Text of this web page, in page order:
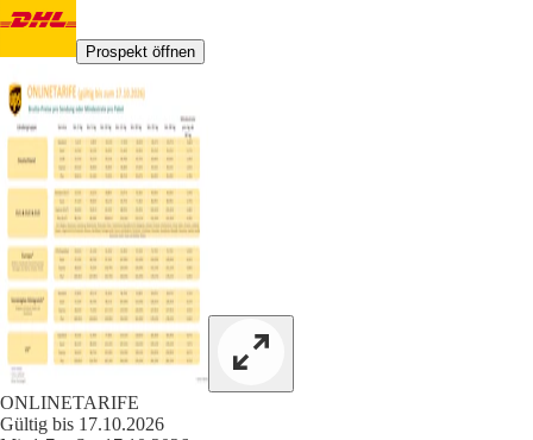
Prospekt öffnen
ONLINETARIFE
Gültig bis 17.10.2026